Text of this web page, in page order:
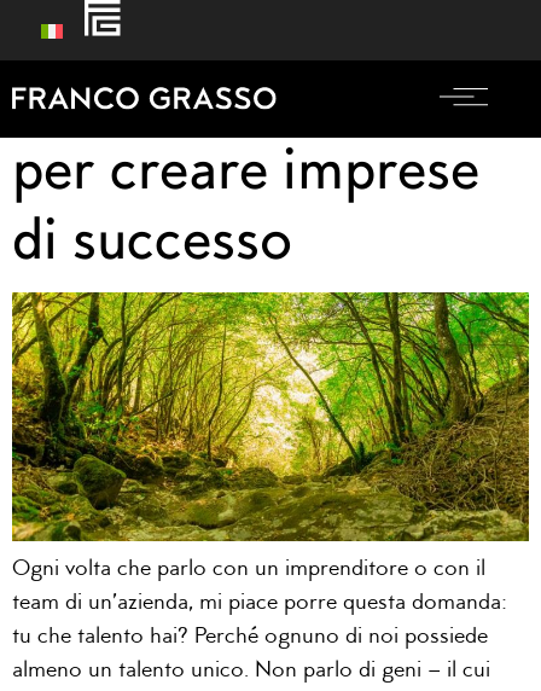
Coltivare il talento
per creare imprese
di successo
Ogni volta che parlo con un imprenditore o con il
team di un’azienda, mi piace porre questa domanda:
tu che talento hai? Perché ognuno di noi possiede
almeno un talento unico. Non parlo di geni – il cui